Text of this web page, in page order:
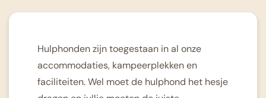
Hulphonden zijn toegestaan in al onze
accommodaties, kampeerplekken en
faciliteiten. Wel moet de hulphond het hesje